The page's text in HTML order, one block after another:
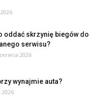
oddać skrzynię biegów do
serwisu?
2026
wynajmie auta?
2026